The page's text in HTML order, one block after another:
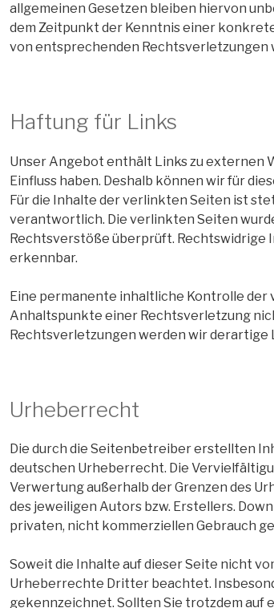
allgemeinen Gesetzen bleiben hiervon
dem Zeitpunkt der Kenntnis einer
von entsprechenden Rechtsverletzungen
Haftung für Links
Unser Angebot enthält Links zu externen
Einfluss haben. Deshalb können wir für
Für die Inhalte der verlinkten Seiten ist
verantwortlich. Die verlinkten Seiten
Rechtsverstöße überprüft. Rechtswidrige
erkennbar.
Eine permanente inhaltliche Kontrolle
Anhaltspunkte einer Rechtsverletzung
Rechtsverletzungen werden wir derartige
Urheberrecht
Die durch die Seitenbetreiber erstellten
deutschen Urheberrecht. Die
Verwertung außerhalb der Grenzen des
des jeweiligen Autors bzw. Erstellers.
privaten, nicht kommerziellen Gebrauch
Soweit die Inhalte auf dieser Seite nicht
Urheberrechte Dritter beachtet.
gekennzeichnet. Sollten Sie trotzdem auf